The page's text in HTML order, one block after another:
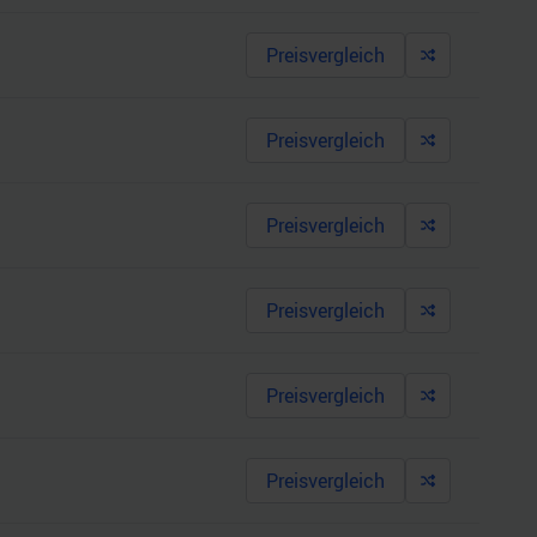
Preisvergleich
Preisvergleich
Preisvergleich
Preisvergleich
Preisvergleich
Preisvergleich